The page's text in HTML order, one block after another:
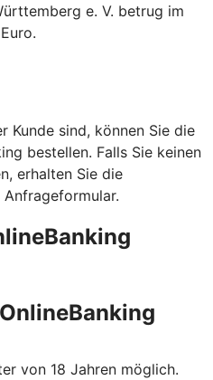
e. V. betrug im
Kunde sind, können Sie die
bestellen. Falls Sie keinen
erhalten Sie die
von 18 Jahren möglich.